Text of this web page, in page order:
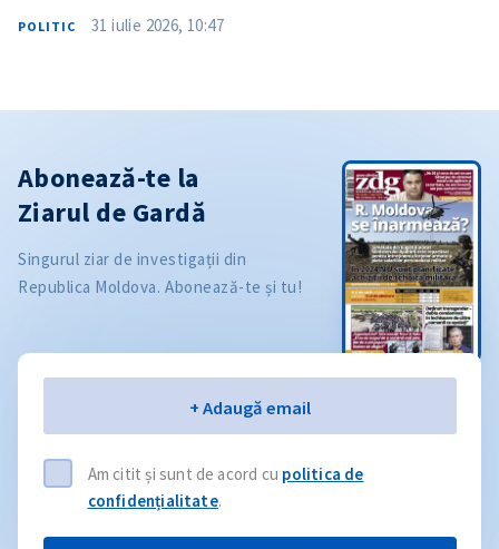
POLITIC 31 iulie 2026, 10:47
Abonează-te la
Ziarul de Gardă
Singurul ziar de investigații din
Republica Moldova. Abonează-te și tu!
+ Adaugă email
Am citit și sunt de acord cu politica de
confidențialitate.